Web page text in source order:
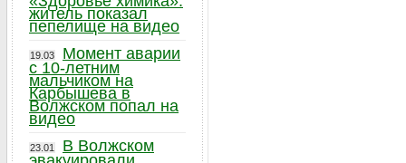
житель показал
пепелище на видео
19.03
Момент аварии
с 10-летним
мальчиком на
Карбышева в
Волжском попал на
видео
23.01
В Волжском